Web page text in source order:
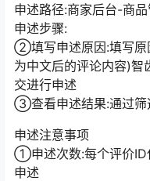
申述路径:商家后台-商
申述步骤:
②填写申述原因:填写原
为中文后的评论内容)智
交进行申述
③查看申述结果:通过筛
申述注意事项
①申述次数:每个评价ID
申述